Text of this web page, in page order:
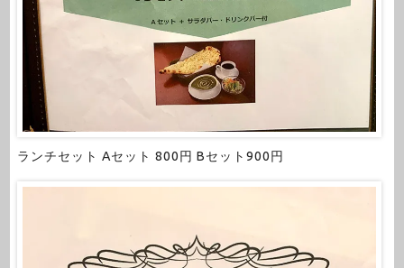
ランチセット Aセット 800円 Bセット900円